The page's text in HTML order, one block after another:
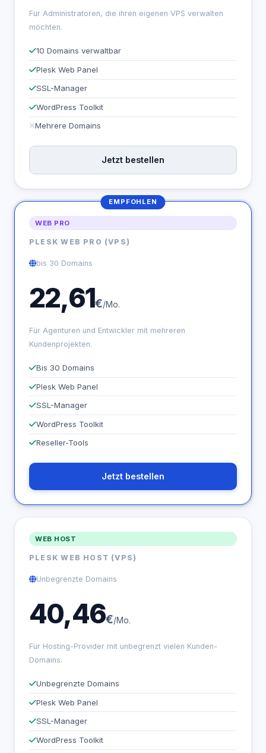
Für Administratoren, die ihren eigenen VPS verwalten
möchten.
10 Domains verwaltbar
Plesk Web Panel
SSL-Manager
WordPress Toolkit
Mehrere Domains
Jetzt bestellen
EMPFOHLEN
WEB PRO
PLESK WEB PRO (VPS)
bis 30 Domains
€
22,61 /Mo.
Für Agenturen und Entwickler mit mehreren
Kundenprojekten.
Bis 30 Domains
Plesk Web Panel
SSL-Manager
WordPress Toolkit
Reseller-Tools
Jetzt bestellen
WEB HOST
PLESK WEB HOST (VPS)
Unbegrenzte Domains
€
40,46 /Mo.
Für Hosting-Provider mit unbegrenzt vielen Kunden-
Domains.
Unbegrenzte Domains
Plesk Web Panel
SSL-Manager
WordPress Toolkit